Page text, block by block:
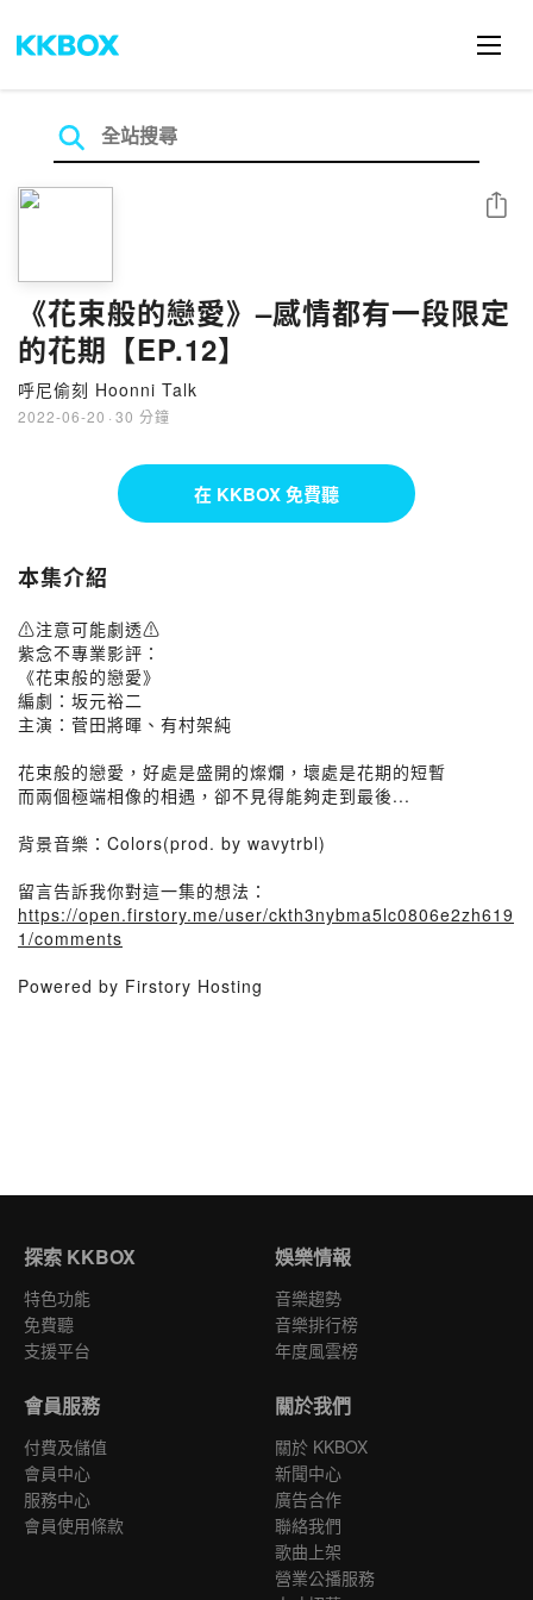
《花束般的戀愛》–感情都有一段限定
的花期【EP.12】
呼尼偷刻 Hoonni Talk
2022-06-20 · 30 分鐘
分享
在 KKBOX 免費聽
本集介紹
⚠️注意可能劇透⚠️
紫念不專業影評：
《花束般的戀愛》
編劇：坂元裕二
主演：菅田將暉、有村架純
花束般的戀愛，好處是盛開的燦爛，壞處是花期的短暫
而兩個極端相像的相遇，卻不見得能夠走到最後...
背景音樂：Colors(prod. by wavytrbl)
留言告訴我你對這一集的想法：
https://open.firstory.me/user/ckth3nybma5lc0806e2zh619
1/comments
Powered by Firstory Hosting
探索 KKBOX
特色功能
免費聽
支援平台
娛樂情報
音樂趨勢
音樂排行榜
年度風雲榜
會員服務
付費及儲值
會員中心
服務中心
會員使用條款
關於我們
關於 KKBOX
新聞中心
廣告合作
聯絡我們
歌曲上架
營業公播服務